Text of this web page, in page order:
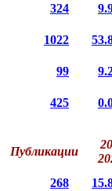
324
1022
99
425
Публикации
268